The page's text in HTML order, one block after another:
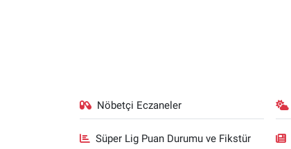
Nöbetçi Eczaneler
Süper Lig Puan Durumu ve Fikstür